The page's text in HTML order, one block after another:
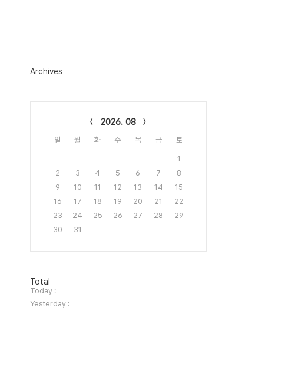
그
Archives
2026. 08
일 월 화 수 목 금 토
1
2
3 4 5 6 7
8
9
10 11 12 13 14
15
16
17 18 19 20 21
22
23
24 25 26 27 28
29
30
31
방
문
자
수
Total
Today :
Yesterday :